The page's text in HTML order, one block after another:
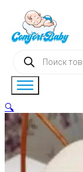
Поиск
товаров
🔍